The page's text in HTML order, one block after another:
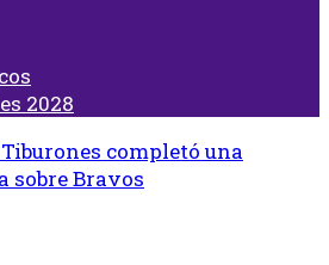
2028
Tiburones completó una
sobre Bravos